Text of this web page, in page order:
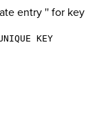
entry '' for key
KEY